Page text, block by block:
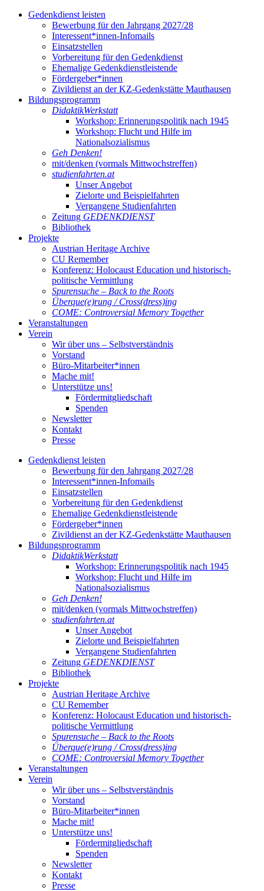
Gedenkdienst leisten
Bewerbung für den Jahrgang 2027/28
Interessent*innen-Infomails
Einsatzstellen
Vorbereitung für den Gedenkdienst
Ehemalige Gedenkdienstleistende
Fördergeber*innen
Zivildienst an der KZ-Gedenkstätte Mauthausen
Bildungsprogramm
DidaktikWerkstatt
Workshop: Erinnerungspolitik nach 1945
Workshop: Flucht und Hilfe im
Nationalsozialismus
Geh Denken!
mit/denken (vormals Mittwochstreffen)
studienfahrten.at
Unser Angebot
Zielorte und Beispielfahrten
Vergangene Studienfahrten
Zeitung GEDENKDIENST
Bibliothek
Projekte
Austrian Heritage Archive
CU Remember
Konferenz: Holocaust Education und historisch-
politische Vermittlung
Spurensuche – Back to the Roots
Überque(e)rung / Cross(dress)ing
COME: Controversial Memory Together
Veranstaltungen
Verein
Wir über uns – Selbstverständnis
Vorstand
Büro-Mitarbeiter*innen
Mache mit!
Unterstütze uns!
Fördermitgliedschaft
Spenden
Newsletter
Kontakt
Presse
Gedenkdienst leisten
Bewerbung für den Jahrgang 2027/28
Interessent*innen-Infomails
Einsatzstellen
Vorbereitung für den Gedenkdienst
Ehemalige Gedenkdienstleistende
Fördergeber*innen
Zivildienst an der KZ-Gedenkstätte Mauthausen
Bildungsprogramm
DidaktikWerkstatt
Workshop: Erinnerungspolitik nach 1945
Workshop: Flucht und Hilfe im
Nationalsozialismus
Geh Denken!
mit/denken (vormals Mittwochstreffen)
studienfahrten.at
Unser Angebot
Zielorte und Beispielfahrten
Vergangene Studienfahrten
Zeitung GEDENKDIENST
Bibliothek
Projekte
Austrian Heritage Archive
CU Remember
Konferenz: Holocaust Education und historisch-
politische Vermittlung
Spurensuche – Back to the Roots
Überque(e)rung / Cross(dress)ing
COME: Controversial Memory Together
Veranstaltungen
Verein
Wir über uns – Selbstverständnis
Vorstand
Büro-Mitarbeiter*innen
Mache mit!
Unterstütze uns!
Fördermitgliedschaft
Spenden
Newsletter
Kontakt
Presse